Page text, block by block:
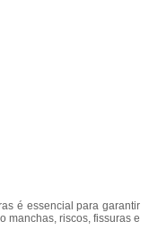
é essencial para garantir
manchas, riscos, fissuras e